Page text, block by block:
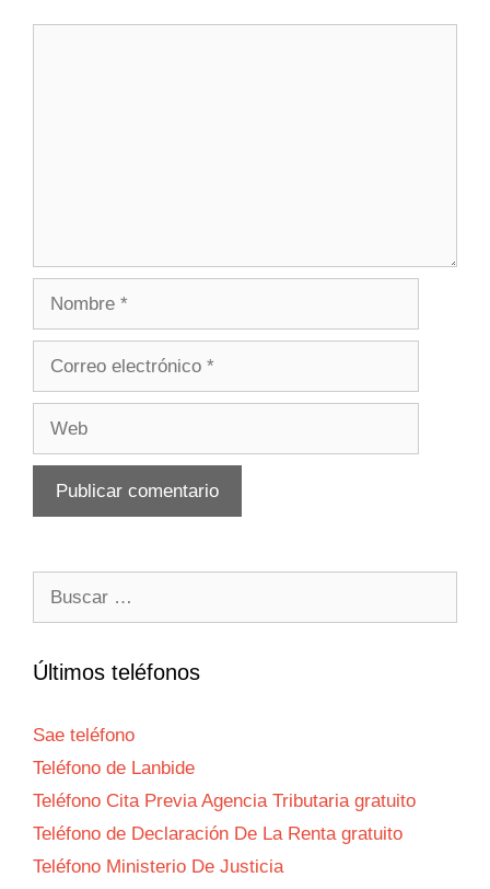
Últimos teléfonos
Sae teléfono
Teléfono de Lanbide
Teléfono Cita Previa Agencia Tributaria gratuito
Teléfono de Declaración De La Renta gratuito
Teléfono Ministerio De Justicia